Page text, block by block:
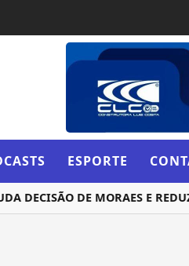
ESPORTE
DECISÃO DE MORAES E